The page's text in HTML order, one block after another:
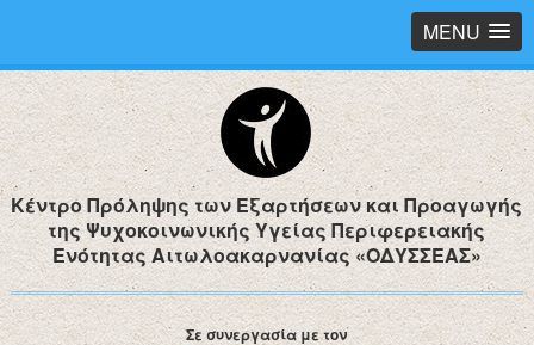
MENU
Κέντρο Πρόληψης των Εξαρτήσεων και Προαγωγής
της Ψυχοκοινωνικής Υγείας Περιφερειακής
Ενότητας Αιτωλοακαρνανίας «ΟΔΥΣΣΕΑΣ»
Σε συνεργασία με τον